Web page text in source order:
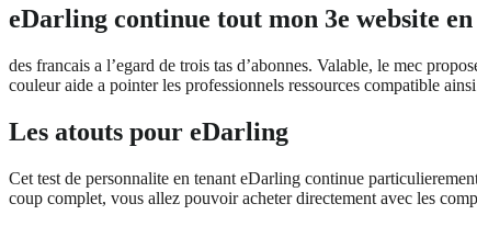
eDarling continue tout mon 3e website
des francais a l’egard de trois tas d’abonnes. Valable, le mec
couleur aide a pointer les professionnels ressources compatible
Les atouts pour eDarling
Cet test de personnalite en tenant eDarling continue
coup complet, vous allez pouvoir acheter directement avec les